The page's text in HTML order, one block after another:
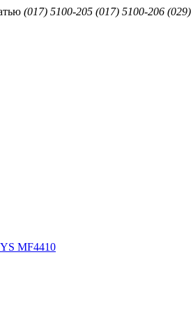
(017) 5100-205 (017) 5100-206
MF4410